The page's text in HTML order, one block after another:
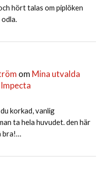
hört talas om piplöken
om Mina utvalda
korkad, vanlig
ta hela huvudet. den här
bra!…